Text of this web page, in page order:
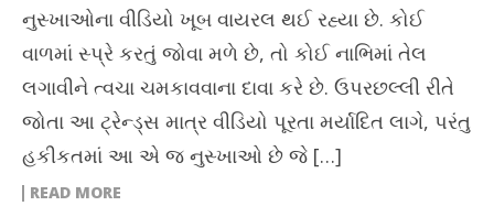
નુસ્ખાઓના વીડિયો ખૂબ વાયરલ થઈ રહ્યા છે. કોઈ
વાળમાં સ્પ્રે કરતું જોવા મળે છે, તો કોઈ નાભિમાં તેલ
લગાવીને ત્વચા ચમકાવવાના દાવા કરે છે. ઉપરછલ્લી રીતે
જોતા આ ટ્રેન્ડ્સ માત્ર વીડિયો પૂરતા મર્યાદિત લાગે, પરંતુ
હકીકતમાં આ એ જ નુસ્ખાઓ છે જે […]
READ MORE